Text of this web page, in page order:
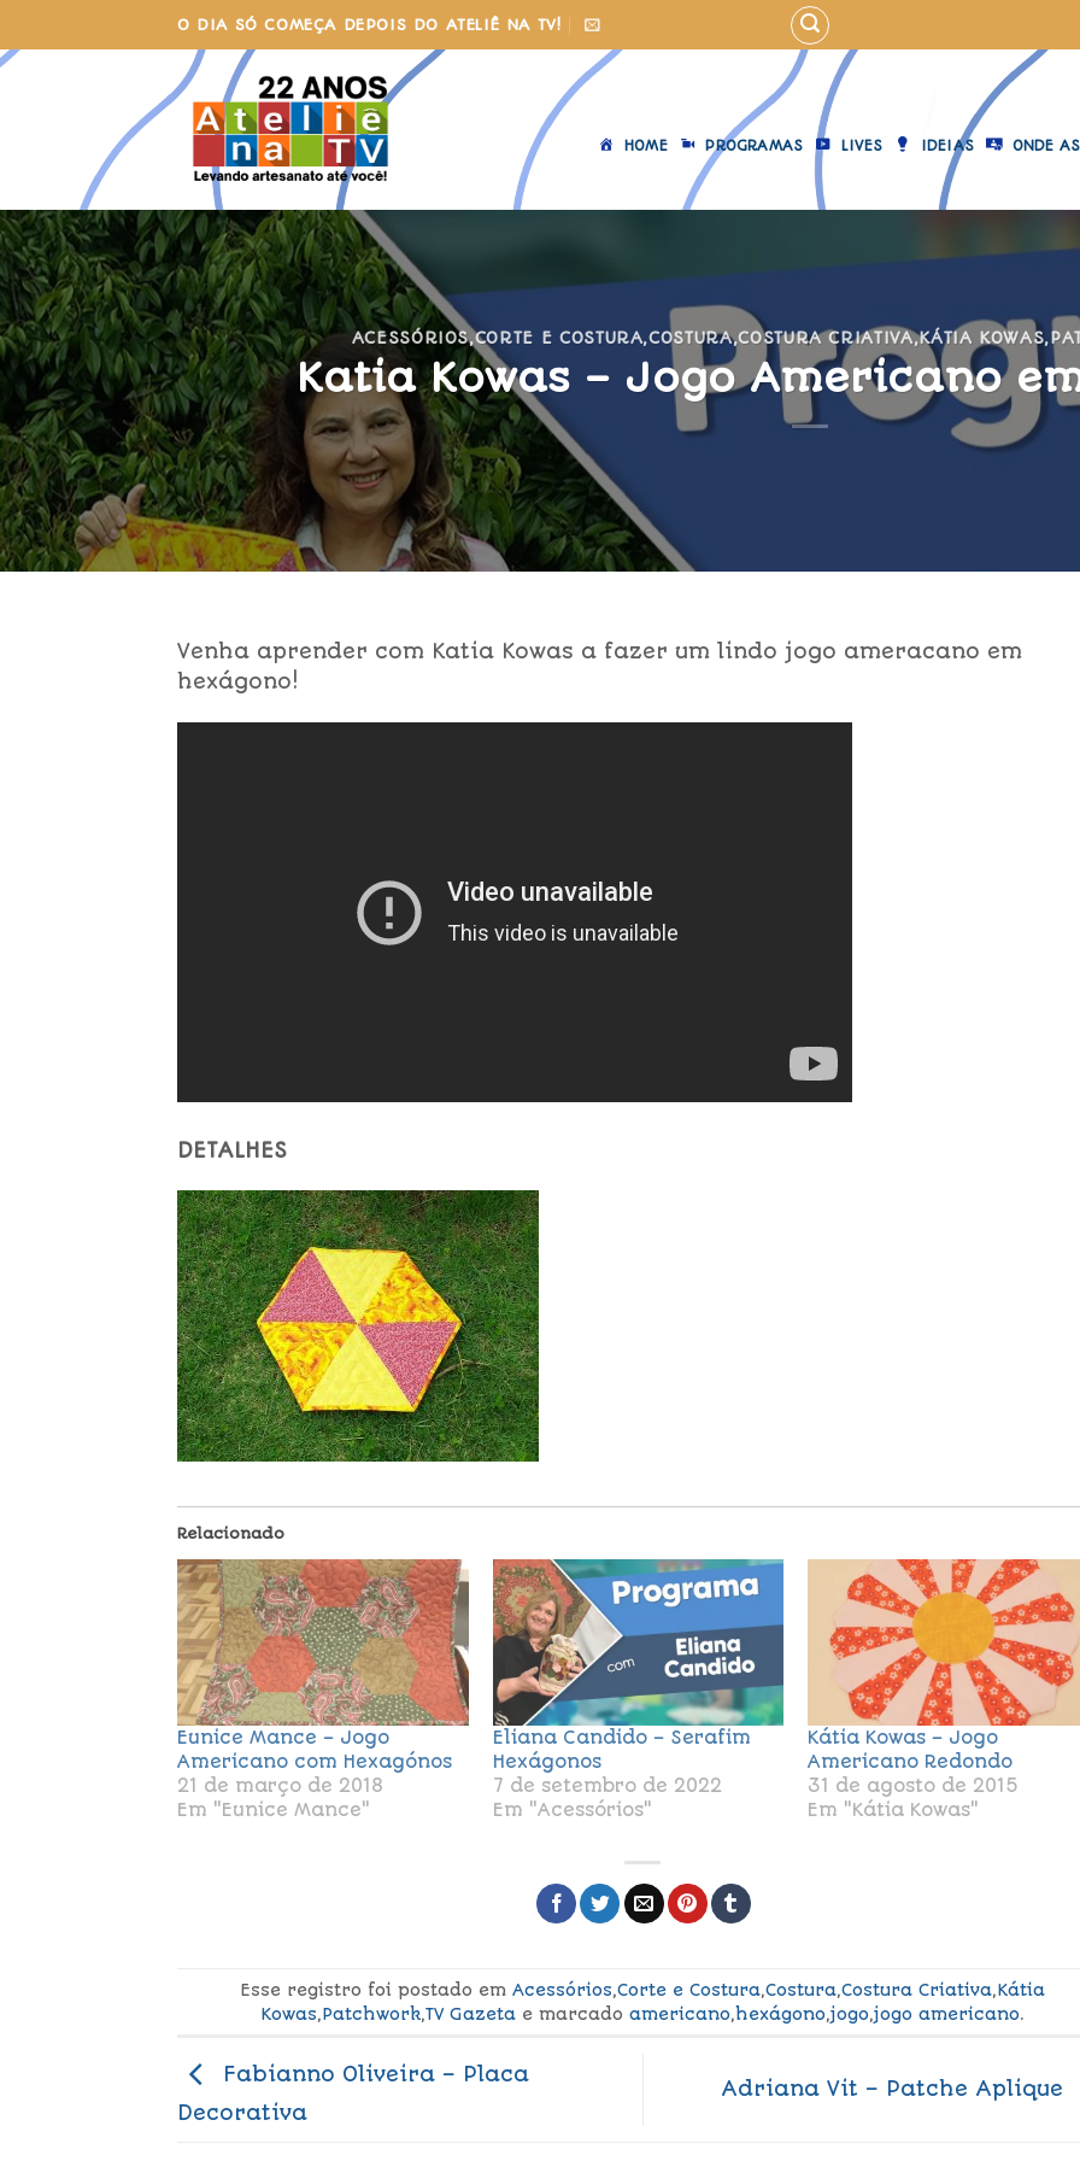
to
content
O DIA SÓ COMEÇA DEPOIS DO ATELIÊ NA TV!
HOME PROGRAMAS LIVES IDEIAS ONDE
ACESSÓRIOS,CORTE E COSTURA,COSTURA,COSTURA CRIATIVA,KÁTIA KOWAS,
Katia Kowas – Jogo Americano
Venha aprender com Katia Kowas a fazer um lindo jogo ameracano em
hexágono!
DETALHES
Relacionado
Eunice Mance – Jogo
Americano com Hexagónos
21 de março de 2018
Em "Eunice Mance"
Eliana Candido – Serafim
Hexágonos
7 de setembro de 2022
Em "Acessórios"
Kátia Kowas – Jogo
Americano Redondo
31 de agosto de 2015
Em "Kátia Kowas"
Esse registro foi postado emAcessórios,Corte e Costura,Costura,Costura Criativa,Kátia
Kowas,Patchwork,TV Gazeta e marcadoamericano,hexágono,jogo,jogo americano.
Fabianno Oliveira – Placa
Decorativa
Adriana Vit – Patche Aplique